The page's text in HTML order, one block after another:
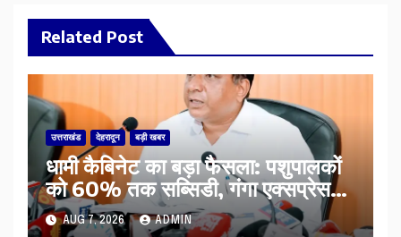
Related Post
उत्तराखंड देहरादून बड़ी खबर
​धामी कैबिनेट का बड़ा फैसला: पशुपालकों
को 60% तक सब्सिडी, गंगा एक्सप्रेसवे
का हरिद्वार तक होगा विस्तार
AUG 7, 2026 ADMIN